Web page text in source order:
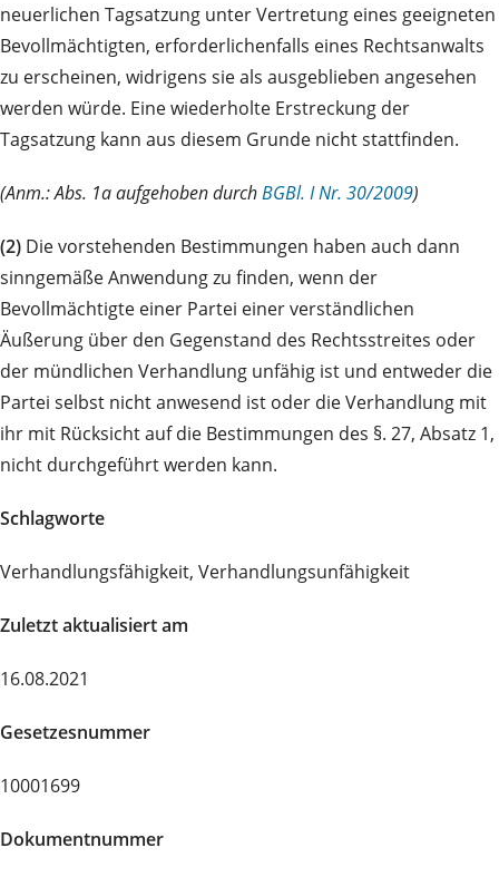
neuerlichen Tagsatzung unter Vertretung eines geeigneten
Bevollmächtigten, erforderlichenfalls eines Rechtsanwalts
zu erscheinen, widrigens sie als ausgeblieben angesehen
werden würde. Eine wiederholte Erstreckung der
Tagsatzung kann aus diesem Grunde nicht stattfinden.
(Anm.: Abs. 1a aufgehoben durchBGBl. I Nr. 30/2009)
(2) Die vorstehenden Bestimmungen haben auch dann
sinngemäße Anwendung zu finden, wenn der
Bevollmächtigte einer Partei einer verständlichen
Äußerung über den Gegenstand des Rechtsstreites oder
der mündlichen Verhandlung unfähig ist und entweder die
Partei selbst nicht anwesend ist oder die Verhandlung mit
ihr mit Rücksicht auf die Bestimmungen des §. 27, Absatz 1,
nicht durchgeführt werden kann.
Schlagworte
Verhandlungsfähigkeit, Verhandlungsunfähigkeit
Zuletzt aktualisiert am
16.08.2021
Gesetzesnummer
10001699
Dokumentnummer